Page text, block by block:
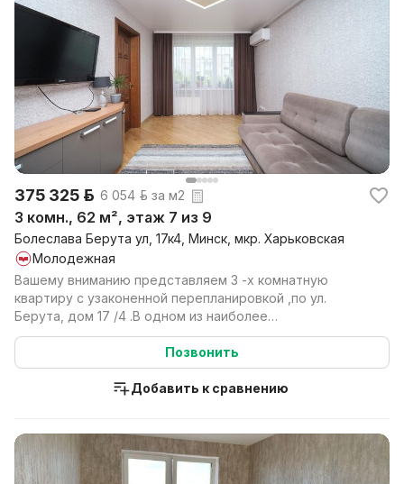
375 325 р. 6 054 р. за м2
3 комн., 62 м², этаж 7 из 9
Болеслава Берута ул, 17к4, Минск, мкр. Харьковская
Молодежная
Вашему вниманию представляем 3 -х комнатную
квартиру с узаконенной перепланировкой ,по ул.
Берута, дом 17 /4 .В одном из наиболее
востребованных райо...
Позвонить
Добавить к сравнению